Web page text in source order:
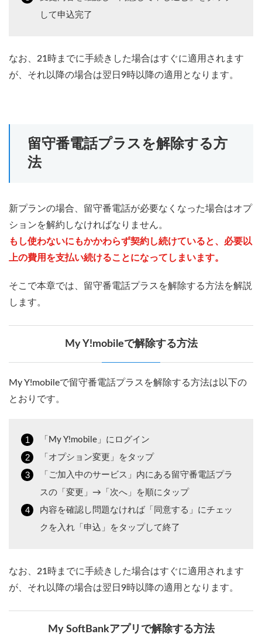
して申込完了
なお、21時までに手続きした場合はすぐに適用されます
が、それ以降の場合は翌日9時以降の適用となります。
留守番電話プラスを解除する方
法
新プランの場合、留守番電話が必要なくなった場合はオプ
ションを解約しなければなりません。
もし使わないにもかかわらず契約し続けていると、必要以
上の費用を支払い続けることになってしまいます。
そこで本章では、留守番電話プラスを解除する方法を解説
します。
My Y!mobileで解除する方法
My Y!mobileで留守番電話プラスを解除する方法は以下の
とおりです。
「My Y!mobile」にログイン
「オプション変更」をタップ
「ご加入中のサービス」内にある留守番電話プラ
スの「変更」→「次へ」を順にタップ
内容を確認し問題なければ「同意する」にチェッ
クを入れ「申込」をタップして終了
なお、21時までに手続きした場合はすぐに適用されます
が、それ以降の場合は翌日9時以降の適用となります。
My SoftBankアプリで解除する方法